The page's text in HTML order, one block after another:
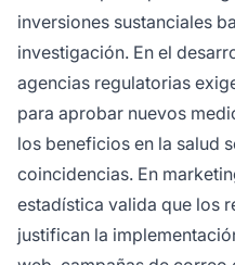
inversiones sustanciales
investigación. En el
agencias regulatorias
para aprobar nuevos
los beneficios en la salud
coincidencias. En
estadística valida que los
justifican la